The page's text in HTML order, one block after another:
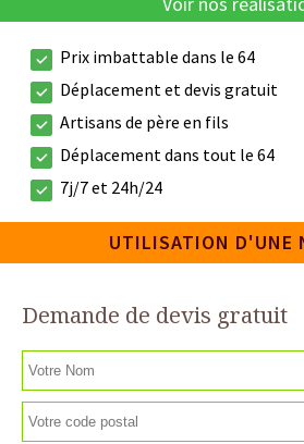
Prix imbattable dans le 64
Déplacement et devis gratuit
Artisans de père en fils
Déplacement dans tout le 64
7j/7 et 24h/24
UTILISATION D'UNE
Demande de devis gratuit